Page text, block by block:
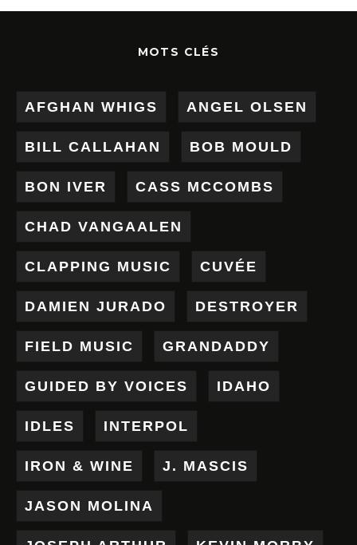
MOTS CLÉS
AFGHAN WHIGS ANGEL OLSEN
BILL CALLAHAN BOB MOULD
BON IVER CASS MCCOMBS
CHAD VANGAALEN
CLAPPING MUSIC CUVÉE
DAMIEN JURADO DESTROYER
FIELD MUSIC GRANDADDY
GUIDED BY VOICES IDAHO
IDLES INTERPOL
IRON & WINE J. MASCIS
JASON MOLINA